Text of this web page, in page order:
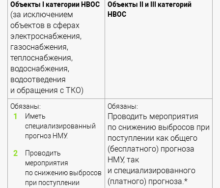
Объекты I категории НВОС
(за исключением
объектов в сферах
электроснабжения,
газоснабжения,
теплоснабжения,
водоснабжения,
водоотведения
и обращения с ТКО)
Объекты II и III категорий
НВОС
Обязаны:
Иметь
специализированный
прогноз НМУ.
Проводить
мероприятия
по снижению выбросов
при поступлении
Обязаны:
Проводить мероприятия
по снижению выбросов при
поступлении как общего
(бесплатного) прогноза
НМУ, так
и специализированного
(платного) прогноза.*